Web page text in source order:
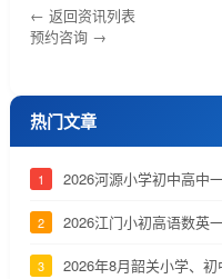
← 返回资讯列表
预约咨询 →
热门文章
1 2026河源小学初中高中
2 2026江门小初高语数英
3 2026年8月韶关小学、